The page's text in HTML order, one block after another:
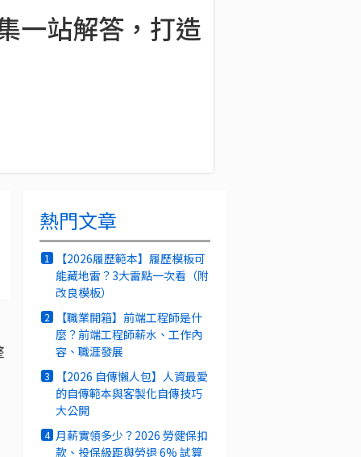
一站解答，打造
熱門文章
1
【2026履歷範本】履歷模板可
能藏地雷？3大雷點一次看（附
改良模板）
2
【職業開箱】前端工程師是什
麼？前端工程師薪水、工作內
容、職涯發展
3
【2026 自傳懶人包】人資最愛
的自傳範本與客製化自傳技巧
大公開
4 月薪實領多少？2026 勞健保扣
款、投保級距與勞退 6% 試算